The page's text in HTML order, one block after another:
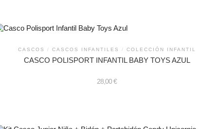
CASCOS / CASCOS INFANTILES / COLECCIÓN INFANTIL
CASCO POLISPORT INFANTIL BABY TOYS AZUL
28,00€